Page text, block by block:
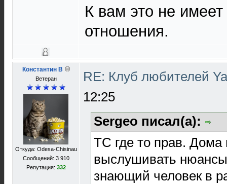
К вам это не имеет
отношения.
Константин В
Ветеран
Откуда: Odesa-Chisinau
Сообщений: 3 910
Репутация: 332
RE: Клуб любителей
12:25
Sergeo писал(а):
ТС где то прав. Дома
выслушивать
знающий человек в